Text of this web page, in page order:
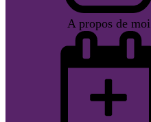
A propos de moi